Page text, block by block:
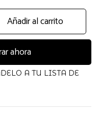
Añadir al carrito
ahora
A TU LISTA DE